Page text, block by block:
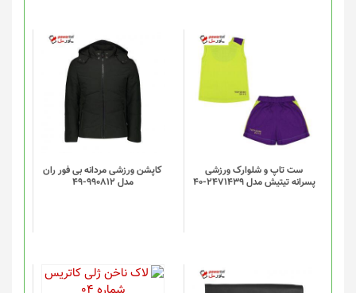
ست تاپ و شلوارک ورزشی
پسرانه تیتیش مدل 2471439-40
کاپشن ورزشی مردانه بی فور ران
مدل 990812-49